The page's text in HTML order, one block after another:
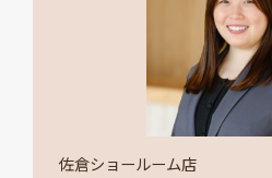
佐倉ショールーム店